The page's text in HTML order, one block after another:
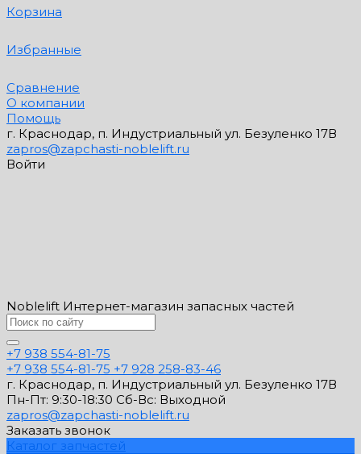
Корзина
Избранные
Сравнение
О компании
Помощь
г. Краснодар, п. Индустриальный ул. Безуленко 17В
zapros@zapchasti-noblelift.ru
Войти
Noblelift Интернет-магазин запасных частей
+7 938 554-81-75
+7 938 554-81-75 +7 928 258-83-46
г. Краснодар, п. Индустриальный ул. Безуленко 17В
Пн-Пт: 9:30-18:30 Cб-Вс: Выходной
zapros@zapchasti-noblelift.ru
Заказать звонок
Каталог запчастей